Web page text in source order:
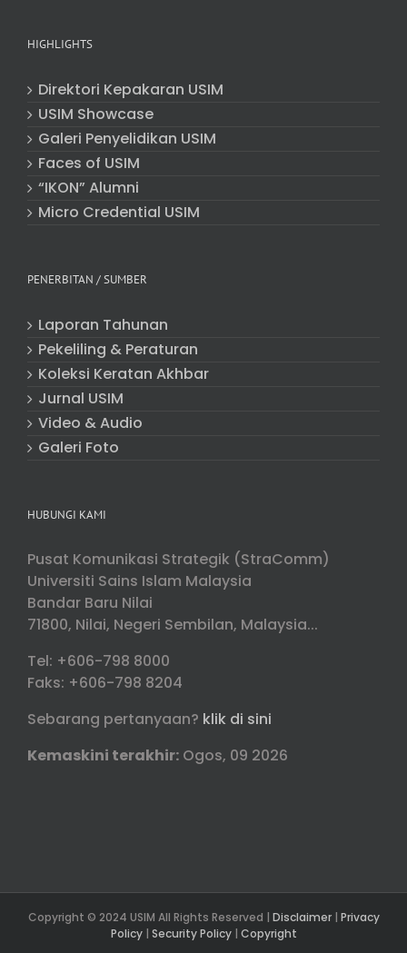
HIGHLIGHTS
Direktori Kepakaran USIM
USIM Showcase
Galeri Penyelidikan USIM
Faces of USIM
“IKON” Alumni
Micro Credential USIM
PENERBITAN / SUMBER
Laporan Tahunan
Pekeliling & Peraturan
Koleksi Keratan Akhbar
Jurnal USIM
Video & Audio
Galeri Foto
HUBUNGI KAMI
Pusat Komunikasi Strategik (StraComm)
Universiti Sains Islam Malaysia
Bandar Baru Nilai
71800, Nilai, Negeri Sembilan, Malaysia...
Tel: +606-798 8000
Faks: +606-798 8204
Sebarang pertanyaan? klik di sini
Kemaskini terakhir: Ogos, 09 2026
Copyright © 2024 USIM All Rights Reserved | Disclaimer| Privacy
Policy| Security Policy| Copyright